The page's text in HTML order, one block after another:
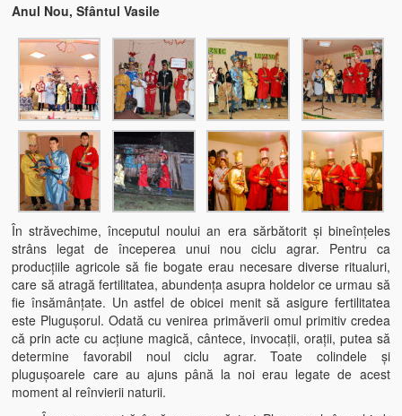
Telefoane şi Adrese Utile
Contact
Anul Nou, Sfântul Vasile
În străvechime, începutul noului an era sărbătorit şi bineînţeles
strâns legat de începerea unui nou ciclu agrar. Pentru ca
producţiile agricole să fie bogate erau necesare diverse ritualuri,
care să atragă fertilitatea, abundenţa asupra holdelor ce urmau să
fie însămânţate. Un astfel de obicei menit să asigure fertilitatea
este Pluguşorul. Odată cu venirea primăverii omul primitiv credea
că prin acte cu acţiune magică, cântece, invocaţii, oraţii, putea să
determine favorabil noul ciclu agrar. Toate colindele şi
pluguşoarele care au ajuns până la noi erau legate de acest
moment al reînvierii naturii.